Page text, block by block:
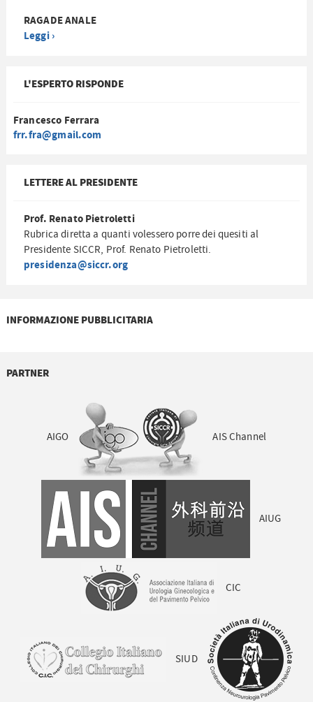
RAGADE ANALE
Leggi ›
L'ESPERTO RISPONDE
Francesco Ferrara
frr.fra@gmail.com
LETTERE AL PRESIDENTE
Prof. Renato Pietroletti
Rubrica diretta a quanti volessero porre dei quesiti al
Presidente SICCR, Prof. Renato Pietroletti.
presidenza@siccr.org
INFORMAZIONE PUBBLICITARIA
PARTNER
AIGO AIS Channel
AIUG
CIC
SIUD